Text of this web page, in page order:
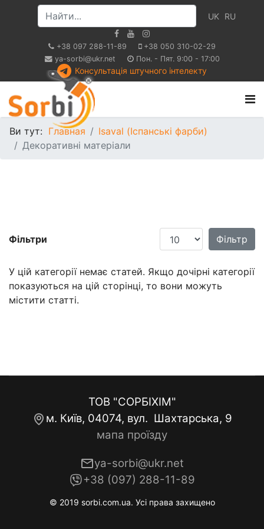
UK RU
+38 097 288-11-89
+38 050 310-02-29
ya-sorbi@ukr.net
Пон. - Пят. 9:00 - 17:00
Консультація штучного інтелекту
Ви тут: Главная
Isaval (Іспанські фарби)
Декоративні матеріали
Фільтри Показати Фільтр
У цій категорії немає статей. Якщо дочірні категорії
показуються на цій сторінці, то вони можуть
містити статті.
ТОВ "СОРБІХІМ"
м. Київ, 04074, вул. Шахтарська, 9
мапа проїзду
© 2019 sorbi.com.ua. Усі права захищено
ya-sorbi@ukr.net
+38 (097) 288-11-89